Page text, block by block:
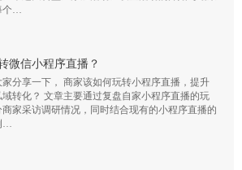
个…
微信小程序直播？
分享一下， 商家该如何玩转小程序直播，提升
域转化？ 文章主要通过复盘自家小程序直播的玩
家采访调研情况，同时结合现有的小程序直播的
…